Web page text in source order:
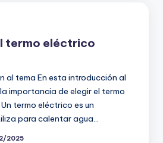
termo eléctrico
al tema En esta introducción al
importancia de elegir el termo
termo eléctrico es un
para calentar agua…
2025